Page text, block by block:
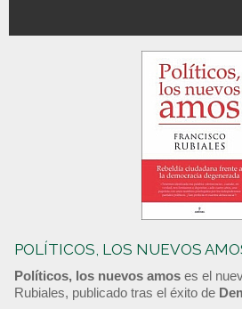
POLÍTICOS, LOS NUEVOS
Políticos, los nuevos amos es el
Rubiales, publicado tras el éxito de